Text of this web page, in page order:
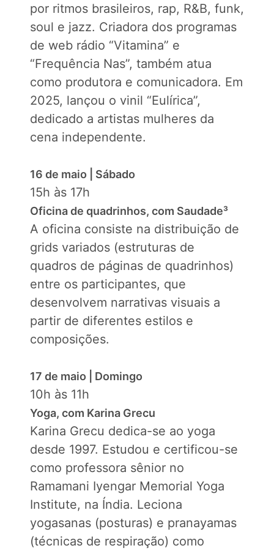
por ritmos brasileiros, rap, R&B, funk,
soul e jazz. Criadora dos programas
de web rádio “Vitamina” e
“Frequência Nas”, também atua
como produtora e comunicadora. Em
2025, lançou o vinil “Eulírica”,
dedicado a artistas mulheres da
cena independente.
16 de maio | Sábado
15h às 17h
Oficina de quadrinhos, com Saudade³
A oficina consiste na distribuição de
grids variados (estruturas de
quadros de páginas de quadrinhos)
entre os participantes, que
desenvolvem narrativas visuais a
partir de diferentes estilos e
composições.
17 de maio | Domingo
10h às 11h
Yoga, com Karina Grecu
Karina Grecu dedica-se ao yoga
desde 1997. Estudou e certificou-se
como professora sênior no
Ramamani Iyengar Memorial Yoga
Institute, na Índia. Leciona
yogasanas (posturas) e pranayamas
(técnicas de respiração) como